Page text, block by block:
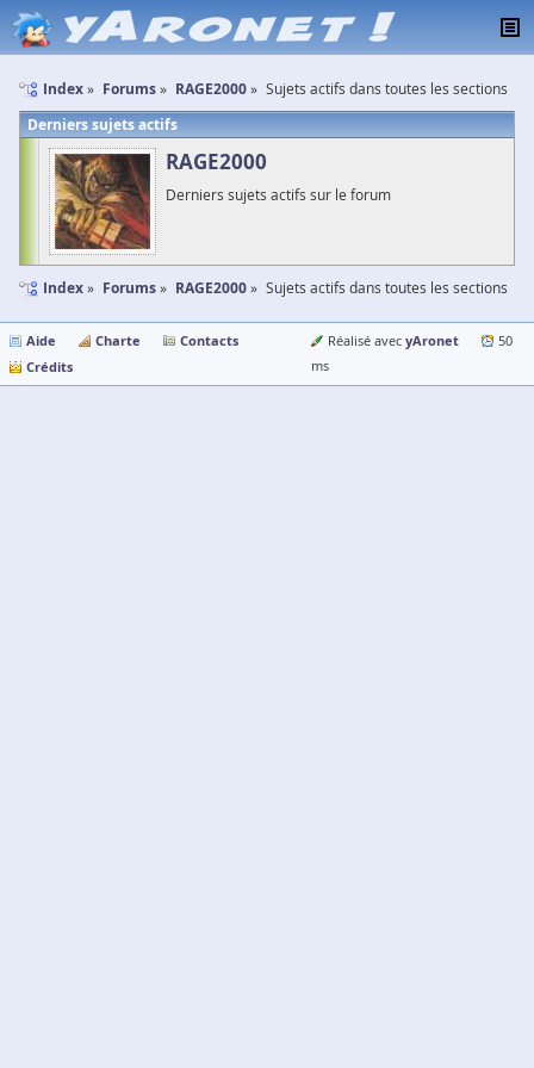
Index Forums RAGE2000 Sujets actifs dans toutes les sections
Derniers sujets actifs
RAGE2000
Derniers sujets actifs sur le forum
Index Forums RAGE2000 Sujets actifs dans toutes les sections
Aide Charte
Contacts
Crédits
Réalisé avec yAronet
50
ms